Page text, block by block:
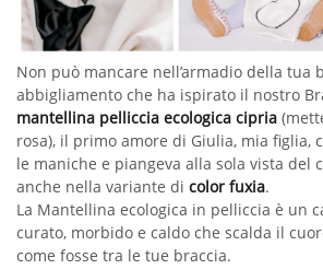
Non può mancare nell’armadio della tua
abbigliamento che ha ispirato il nostro
mantellina pelliccia ecologica cipria
rosa), il primo amore di Giulia, mia figlia,
le maniche e piangeva alla sola vista del
anche nella variante di color fuxia.
La Mantellina ecologica in pelliccia è un
curato, morbido e caldo che scalda il
come fosse tra le tue braccia.